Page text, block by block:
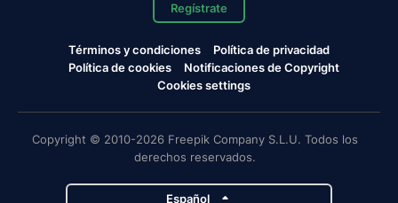
Regístrate
Términos y condiciones
Política de privacidad
Política de cookies
Notificaciones de Copyright
Cookies settings
Copyright © 2010-2026 Freepik Company S.L.U. Todos los
derechos reservados.
Español